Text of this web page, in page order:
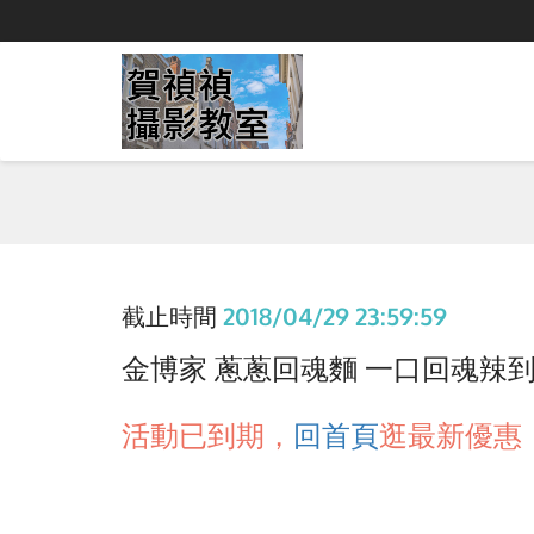
截止時間 2018/04/29 23:59:59
金博家 蔥蔥回魂麵 一口回魂辣
活動已到期， 回首頁逛最新優惠